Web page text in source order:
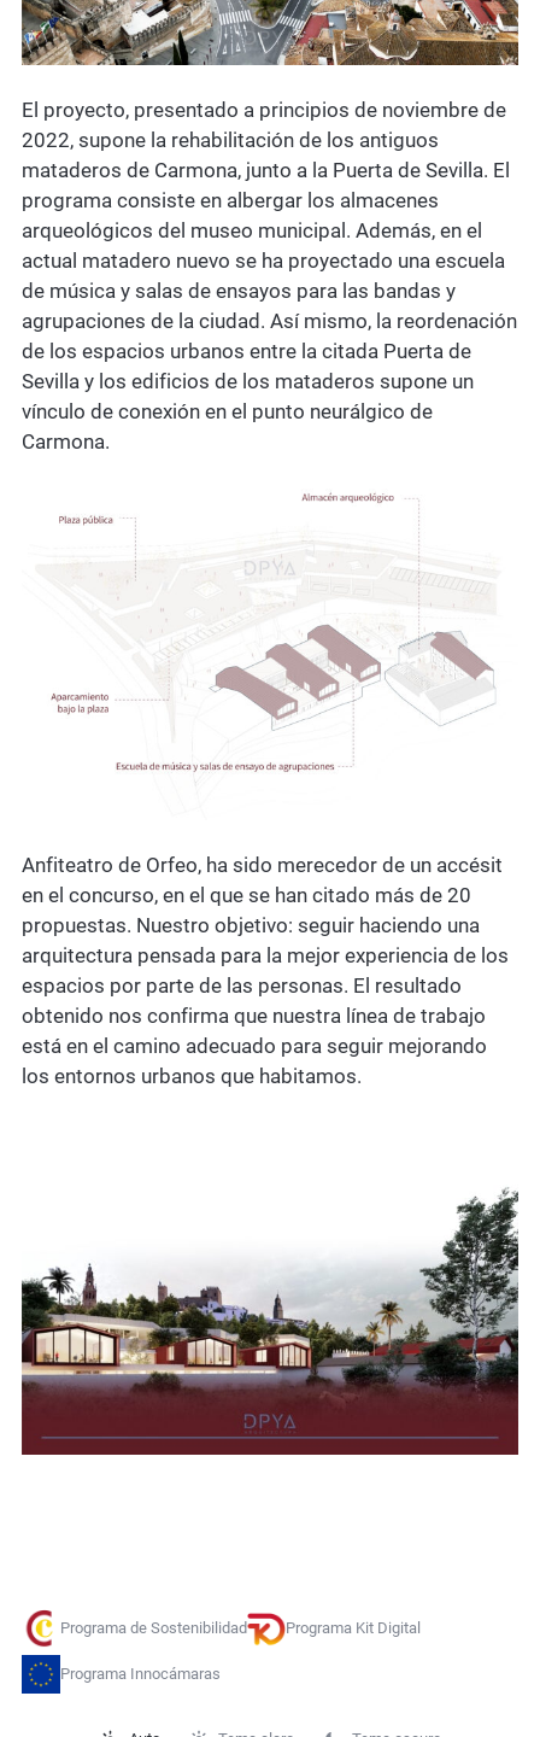
El proyecto, presentado a principios de noviembre de
2022, supone la rehabilitación de los antiguos
mataderos de Carmona, junto a la Puerta de Sevilla. El
programa consiste en albergar los almacenes
arqueológicos del museo municipal. Además, en el
actual matadero nuevo se ha proyectado una escuela
de música y salas de ensayos para las bandas y
agrupaciones de la ciudad. Así mismo, la reordenación
de los espacios urbanos entre la citada Puerta de
Sevilla y los edificios de los mataderos supone un
vínculo de conexión en el punto neurálgico de
Carmona.
Anfiteatro de Orfeo, ha sido merecedor de un accésit
en el concurso, en el que se han citado más de 20
propuestas. Nuestro objetivo: seguir haciendo una
arquitectura pensada para la mejor experiencia de los
espacios por parte de las personas. El resultado
obtenido nos confirma que nuestra línea de trabajo
está en el camino adecuado para seguir mejorando
los entornos urbanos que habitamos.
Programa de Sostenibilidad Programa Kit Digital
Programa Innocámaras
Selección